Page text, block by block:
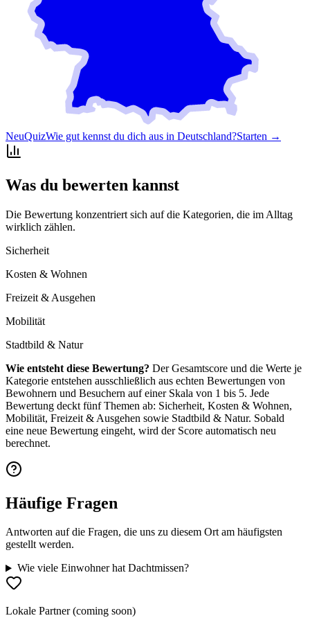
NeuQuizWie gut kennst du dich aus in Deutschland?Starten →
Was du bewerten kannst
Die Bewertung konzentriert sich auf die Kategorien, die im Alltag
wirklich zählen.
Sicherheit
Kosten & Wohnen
Freizeit & Ausgehen
Mobilität
Stadtbild & Natur
Wie entsteht diese Bewertung? Der Gesamtscore und die Werte je
Kategorie entstehen ausschließlich aus echten Bewertungen von
Bewohnern und Besuchern auf einer Skala von 1 bis 5. Jede
Bewertung deckt fünf Themen ab: Sicherheit, Kosten & Wohnen,
Mobilität, Freizeit & Ausgehen sowie Stadtbild & Natur. Sobald
eine neue Bewertung eingeht, wird der Score automatisch neu
berechnet.
Häufige Fragen
Antworten auf die Fragen, die uns zu diesem Ort am häufigsten
gestellt werden.
Wie viele Einwohner hat Dachtmissen?
Lokale Partner (coming soon)